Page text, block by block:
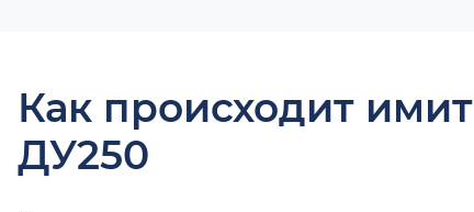
Как происходит
ДУ250